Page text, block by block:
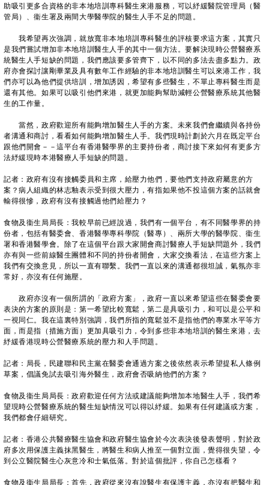
助吸引更多合資格的非本地培訓專科醫生來港服務，可以紓緩醫院管理局（醫
管局）、衞生署及兩間大學醫學院的醫生人手不足的問題。
我希望再次強調，就放寬非本地培訓專科醫生的評核要求這方案，其實只
是我們嘗試增加非本地培訓醫生人手的其中一個方法。要解決現時公營醫療系
統醫生人手短缺的問題，我們應該要多管齊下，以不同的多法去盡多點力。政
府亦會探討讓剛畢業及具有數年工作經驗的非本地培訓醫生可以來港工作，我
們亦可以為他們提供培訓，增加誘因，希望有多些醫生，不單止專科醫生而是
還有其他。如果可以吸引他們來港，就更加能夠幫助減輕公營醫療系統其他醫
生的工作量。
當然，政府歡迎所有能夠增加醫生人手的方案。未來我們會繼續與各持份
者溝通和商討，看看如何能夠增加醫生人手。我們現時計劃於六月在既定平台
跟他們開會－－這平台有香港醫學界的主要持份者，商討接下來如何有更多方
法紓緩現時本港醫療人手短缺的問題。
記者：政府有沒有接觸委員和主席，給壓力他們，要他們支持政府屬意的方
案？病人組織的林志釉表示受到很大壓力，有指如果他不投這個方案的話就會
輸得很慘，政府有沒有接觸過他們給壓力？
食物及衞生局局長：我較早前已經說過，我們有一個平台，有不同醫學界的持
份者，包括有醫委會、香港醫學專科學院（醫專）、兩所大學的醫學院、衞生
署和香港醫學會。除了在這個平台跟大家開會商討醫療人手短缺問題外，我們
亦有與一些前線醫生團體和不同的持份者開會，大家交換看法，在這些方案上
我們有交換意見，所以一直有聯繫。我們一直以來的溝通都很坦誠，氣氛亦非
常好，亦沒有任何施壓。
政府亦沒有一個所謂的「政府方案」，政府一直以來希望這些在醫委會要
表決的方案的原則是：第一希望比較寬鬆，第二是具吸引力，和可以是公平和
一視同仁。我在這裏特別強調，我們所指的寬鬆並不是指他們的專業水平等方
面，而是指（措施方面）更加具吸引力，令到多些非本地培訓的醫生來港，去
紓緩香港現時公營醫療系統的壓力和人手問題。
記者：局長，民建聯和民主黨在醫委會通過方案之後依然表示希望提私人條例
草案，倡議免試去吸引海外醫生，政府會否吸納他們的方案？
食物及衞生局局長：政府歡迎任何方法或建議能夠增加本地醫生人手，我們希
望現時公營醫療系統的醫生短缺情況可以得以紓緩。如果有任何建議或方案，
我們都會仔細研究。
記者：香港公共醫療醫生協會和政府醫生協會於今次表決後發表聲明，對於政
府多次用保護主義抹黑醫生，將醫生和病人推至一個對立面，覺得很失望，令
到公立醫院醫生心灰意冷和士氣低落。對於這個批評，你自己怎樣看？
食物及衞生局局長：首先，政府從來沒有說醫生有保護主義，亦沒有把醫生和